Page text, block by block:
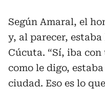
Según Amaral, el
y, al parecer,
Cúcuta. “Sí, iba
como le digo,
ciudad. Eso es lo